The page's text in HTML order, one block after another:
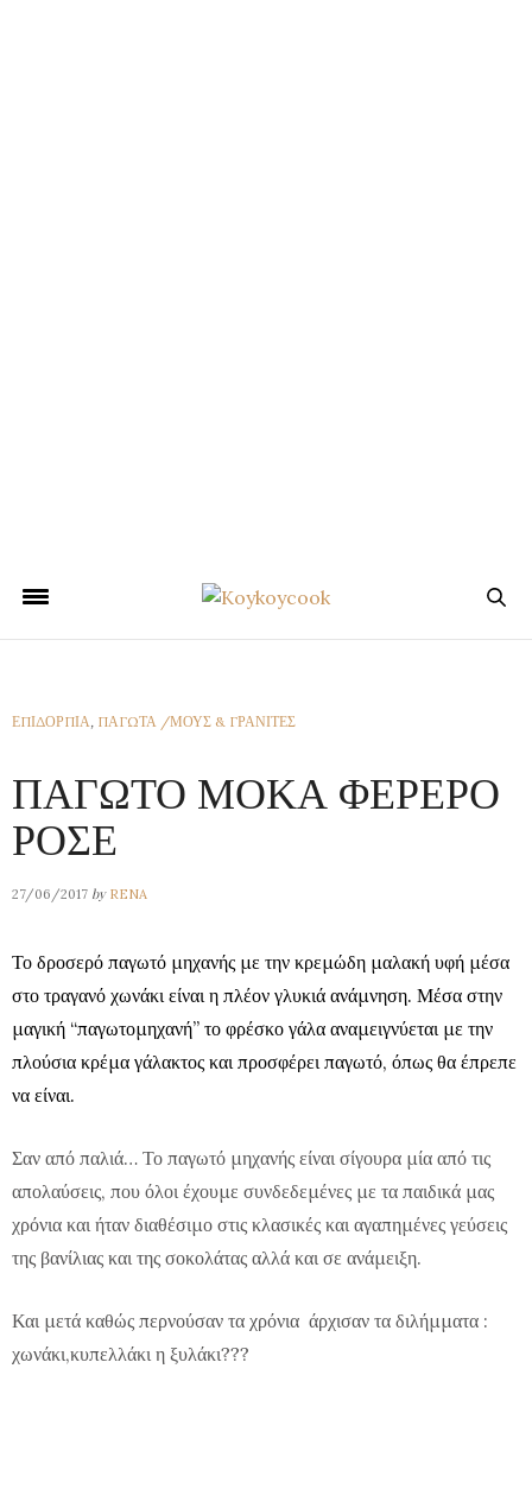
ΕΠΙΔΟΡΠΙΑ, ΠΑΓΩΤΑ /ΜΟΥΣ & ΓΡΑΝΙΤΕΣ
ΠΑΓΩΤΟ ΜΟΚΑ ΦΕΡΕΡΟ
ΡΟΣΕ
27/06/2017 by RENA
Το δροσερό παγωτό μηχανής με την κρεμώδη μαλακή υφή μέσα
στο τραγανό χωνάκι είναι η πλέον γλυκιά ανάμνηση. Μέσα στην
μαγική “παγωτομηχανή” το φρέσκο γάλα αναμειγνύεται με την
πλούσια κρέμα γάλακτος και προσφέρει παγωτό, όπως θα έπρεπε
να είναι.
Σαν από παλιά… Το παγωτό μηχανής είναι σίγουρα μία από τις
απολαύσεις, που όλοι έχουμε συνδεδεμένες με τα παιδικά μας
χρόνια και ήταν διαθέσιμο στις κλασικές και αγαπημένες γεύσεις
της βανίλιας και της σοκολάτας αλλά και σε ανάμειξη.
Και μετά καθώς περνούσαν τα χρόνια άρχισαν τα διλήμματα :
χωνάκι,κυπελλάκι η ξυλάκι???